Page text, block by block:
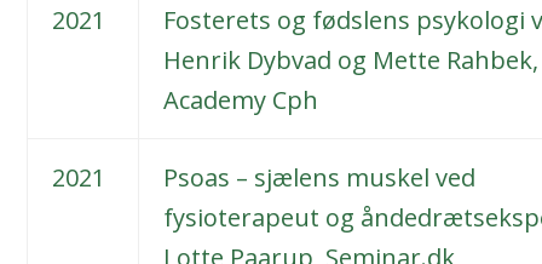
2021
Fosterets og fødslens psykologi
Henrik Dybvad og Mette Rahbek,
Academy Cph
2021
Psoas – sjælens muskel ved
fysioterapeut og
Lotte Paarup, Seminar.dk